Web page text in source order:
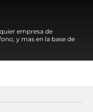
empresa de
y mas en la base de